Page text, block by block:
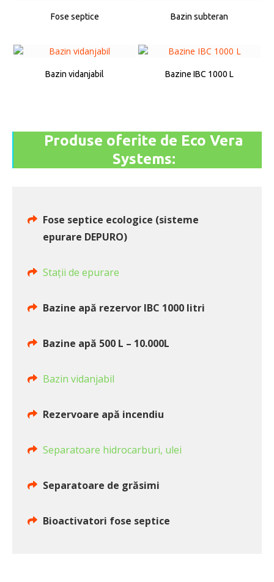
Fose septice Bazin subteran
Bazin vidanjabil Bazine IBC 1000 L
Produse oferite de Eco Vera
Systems:
Fose septice ecologice (sisteme
epurare DEPURO)
Stații de epurare
Bazine apă rezervor IBC 1000 litri
Bazine apă 500 L – 10.000L
Bazin vidanjabil
Rezervoare apă incendiu
Separatoare hidrocarburi, ulei
Separatoare de grăsimi
Bioactivatori fose septice